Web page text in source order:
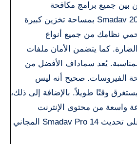
بين جميع برامج مكافحة
الفيروسات، يتميز Smadav 2024 بمساحة تخزين كبيرة
نظامك من جميع أنواع
كما يتضمن الأمان ملفات
يُعد سماداف الأفضل من
الفيروسات. صحيح أنه ليس
وقتًا طويلاً. بالإضافة إلى ذلك،
واسعة من محتوى الإنترنت
الخطير. لذا، احصل على تحديث Smadav Pro 14 المجاني